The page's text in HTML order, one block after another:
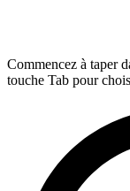
Commencez à taper
touche Tab pour